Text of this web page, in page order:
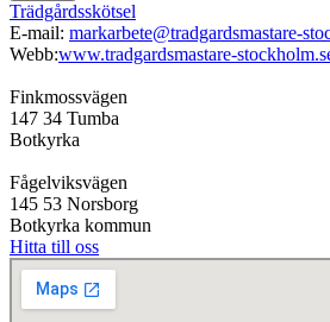
Trädgårdsskötsel
E-mail: markarbete@tradgardsmastare-
Webb:www.tradgardsmastare-
Finkmossvägen
147 34 Tumba
Botkyrka
Fågelviksvägen
145 53 Norsborg
Botkyrka kommun
Hitta till oss